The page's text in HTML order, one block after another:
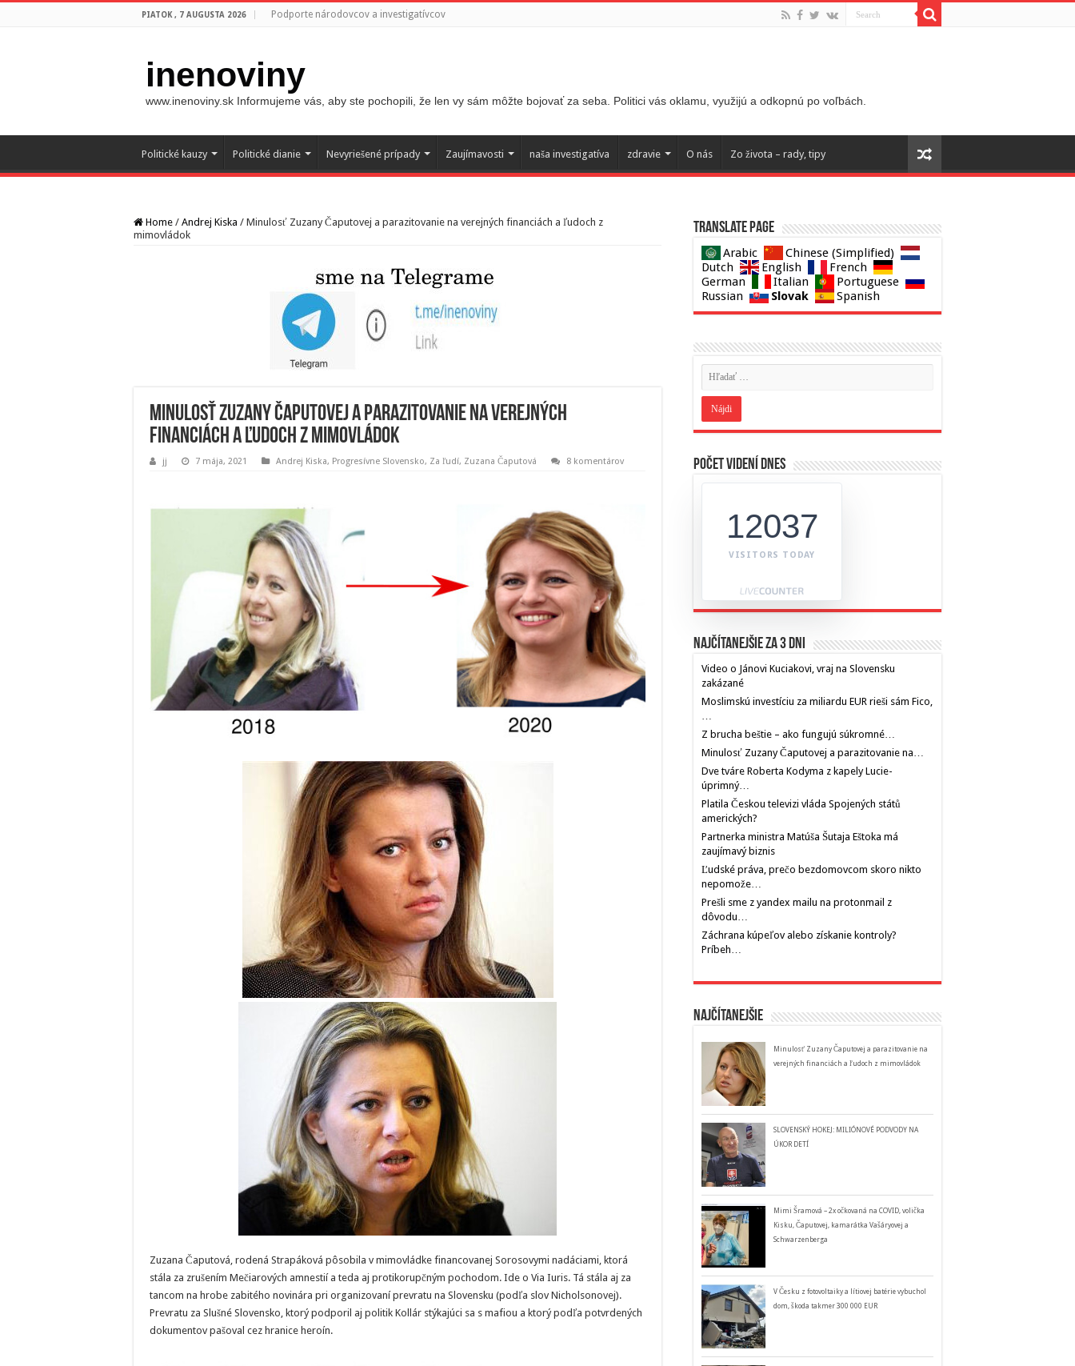
PIATOK , 7 AUGUSTA 2026 Podporte národovcov a investigatívcov
inenoviny
www.inenoviny.sk Informujeme vás, aby ste pochopili, že len vy sám môžte bojovať za seba. Politici vás oklamu, využijú a odkopnú po voľbách.
Politické kauzy Politické dianie Nevyriešené prípady Zaujímavosti naša investigatíva zdravie O nás Zo života – rady, tipy
Home / Andrej Kiska / Minulosť Zuzany Čaputovej a parazitovanie na verejných financiách a ľudoch z
mimovládok
Minulosť Zuzany Čaputovej a parazitovanie na verejných
financiách a ľudoch z mimovládok
jj 7 mája, 2021 Andrej Kiska, Progresívne Slovensko, Za ľudí, Zuzana Čaputová 8 komentárov
Zuzana Čaputová, rodená Strapáková pôsobila v mimovládke financovanej Sorosovymi nadáciami, ktorá
stála za zrušením Mečiarových amnestií a teda aj protikorupčným pochodom. Ide o Via Iuris. Tá stála aj za
tancom na hrobe zabitého novinára pri organizovaní prevratu na Slovensku (podľa slov Nicholsonovej).
Prevratu za Slušné Slovensko, ktorý podporil aj politik Kollár stýkajúci sa s mafiou a ktorý podľa potvrdených
dokumentov pašoval cez hranice heroín.
Translate page
Arabic
Chinese (Simplified)
Dutch
English
French
German
Italian
Portuguese
Russian
Slovak Spanish
Počet videní dnes
12037
VISITORS TODAY
Najčítanejšie za 3 dni
Video o Jánovi Kuciakovi, vraj na Slovensku
zakázané
Moslimskú investíciu za miliardu EUR rieši sám Fico,
…
Z brucha beštie – ako fungujú súkromné…
Minulosť Zuzany Čaputovej a parazitovanie na…
Dve tváre Roberta Kodyma z kapely Lucie-
úprimný…
Platila Českou televizi vláda Spojených států
amerických?
Partnerka ministra Matúša Šutaja Eštoka má
zaujímavý biznis
Ľudské práva, prečo bezdomovcom skoro nikto
nepomože…
Prešli sme z yandex mailu na protonmail z
dôvodu…
Záchrana kúpeľov alebo získanie kontroly?
Príbeh…
Najčítanejšie
Minulosť Zuzany Čaputovej a parazitovanie na
verejných financiách a ľudoch z mimovládok
SLOVENSKÝ HOKEJ: MILIÓNOVÉ PODVODY NA
ÚKOR DETÍ
Mimi Šramová – 2x očkovaná na COVID, volička
Kisku, Čaputovej, kamarátka Vašáryovej a
Schwarzenberga
V Česku z fotovoltaiky a lítiovej batérie vybuchol
dom, škoda takmer 300 000 EUR